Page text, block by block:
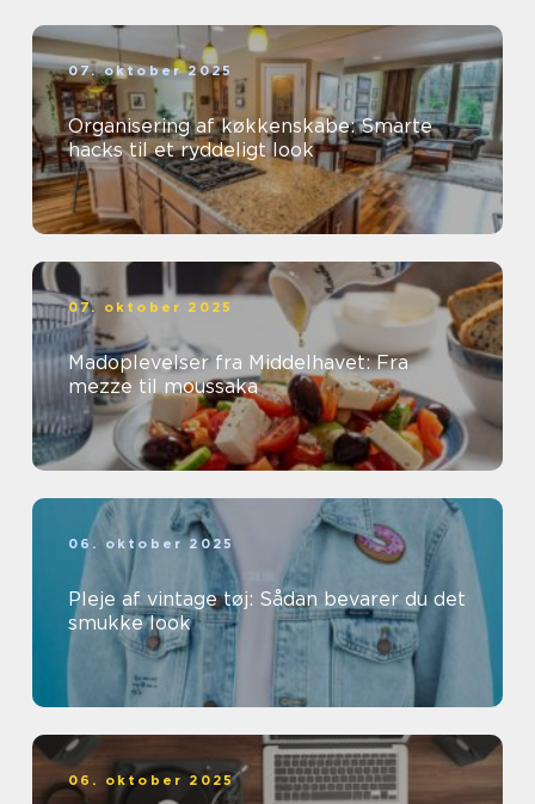
07. oktober 2025
Organisering af køkkenskabe: Smarte
hacks til et ryddeligt look
07. oktober 2025
Madoplevelser fra Middelhavet: Fra
mezze til moussaka
06. oktober 2025
Pleje af vintage tøj: Sådan bevarer du det
smukke look
06. oktober 2025